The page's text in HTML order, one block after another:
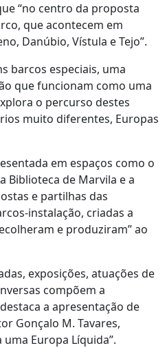
“no centro da proposta
que acontecem em
Danúbio, Vístula e Tejo”.
barcos especiais, uma
que funcionam como uma
o percurso destes
muito diferentes, Europas
em espaços como o
Biblioteca de Marvila e a
e partilhas das
instalação, criadas a
e produziram” ao
exposições, atuações de
compõem a
a apresentação de
Gonçalo M. Tavares,
Europa Líquida”.